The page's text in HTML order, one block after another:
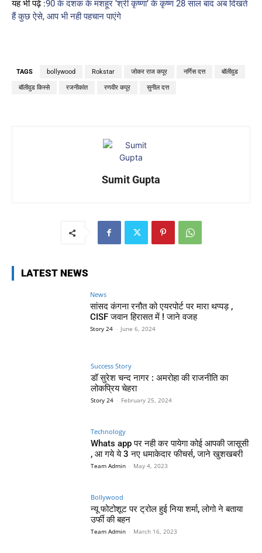
यह भी पढ़े :90 के दशक के मशहूर ‘श्री कृष्णा’ के कृष्ण 28 साल बाद अब दिखते
हैं कुछ ऐसे, आप भी नही पहचान पाएंगे
TAGS bollywood Rokstar जोकर राज कपूर नर्गिस दत्त बॉलीवुड
बॉलीवुड किस्से रजनीकांत रणवीर कपूर सुनील दत्त
Sumit Gupta
LATEST NEWS
News
सांसद कंगना रनौत को एयरपोर्ट पर मारा थप्पड़ ,
CISF जवान हिरासत में ! जाने वजह
Story 24 - June 6, 2024
Success Story
डॉ सुरेश चन्द नागर : अमरोहा की राजनीति का
लोकप्रिय चेहरा
Story 24 - February 25, 2024
Technology
Whats app पर नही कर पायेगा कोई आपकी जासूसी
, आ गये ये 3 नए धमाकेदार फीचर्स, जाने खुशखबरी
Team Admin - May 4, 2023
Bollywood
न्यू फोटोशूट पर ट्रोल हुई निया शर्मा, लोगो ने बताया
उर्फी की बहन
Team Admin - March 16, 2023